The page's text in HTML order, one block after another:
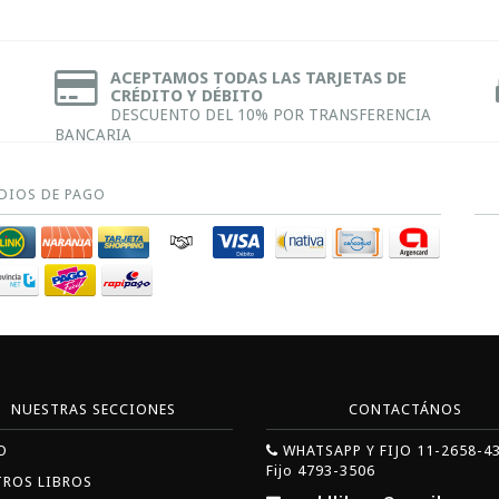
ACEPTAMOS TODAS LAS TARJETAS DE
CRÉDITO Y DÉBITO
DESCUENTO DEL 10% POR TRANSFERENCIA
BANCARIA
DE PAGO
NUESTRAS SECCIONES
LIBROS
CONTACTÁNOS
WHATSAPP Y FIJO 11-2658-
Fijo 4793-3506